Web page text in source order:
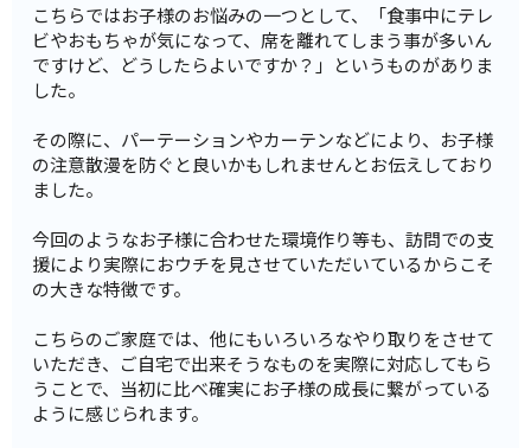
こちらではお子様のお悩みの一つとして、「食事中にテレ
ビやおもちゃが気になって、席を離れてしまう事が多いん
ですけど、どうしたらよいですか？」というものがありま
した。
その際に、パーテーションやカーテンなどにより、お子様
の注意散漫を防ぐと良いかもしれませんとお伝えしており
ました。
今回のようなお子様に合わせた環境作り等も、訪問での支
援により実際におウチを見させていただいているからこそ
の大きな特徴です。
こちらのご家庭では、他にもいろいろなやり取りをさせて
いただき、ご自宅で出来そうなものを実際に対応してもら
うことで、当初に比べ確実にお子様の成長に繋がっている
ように感じられます。